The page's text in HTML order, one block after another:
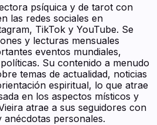
psíquica y de tarot con
las redes sociales en
TikTok y YouTube. Se
y lecturas mensuales
eventos mundiales,
Su contenido a menudo
temas de actualidad, noticias
espiritual, lo que atrae
en los aspectos místicos y
atrae a sus seguidores con
personales.